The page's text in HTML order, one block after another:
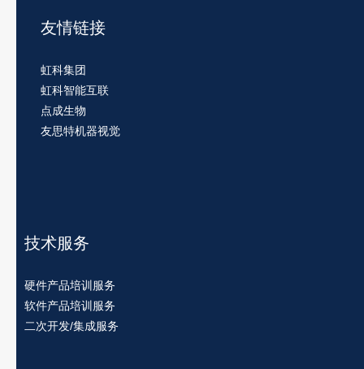
友情链接
虹科集团
虹科智能互联
点成生物
友思特机器视觉
技术服务
硬件产品培训服务
软件产品培训服务
二次开发/集成服务